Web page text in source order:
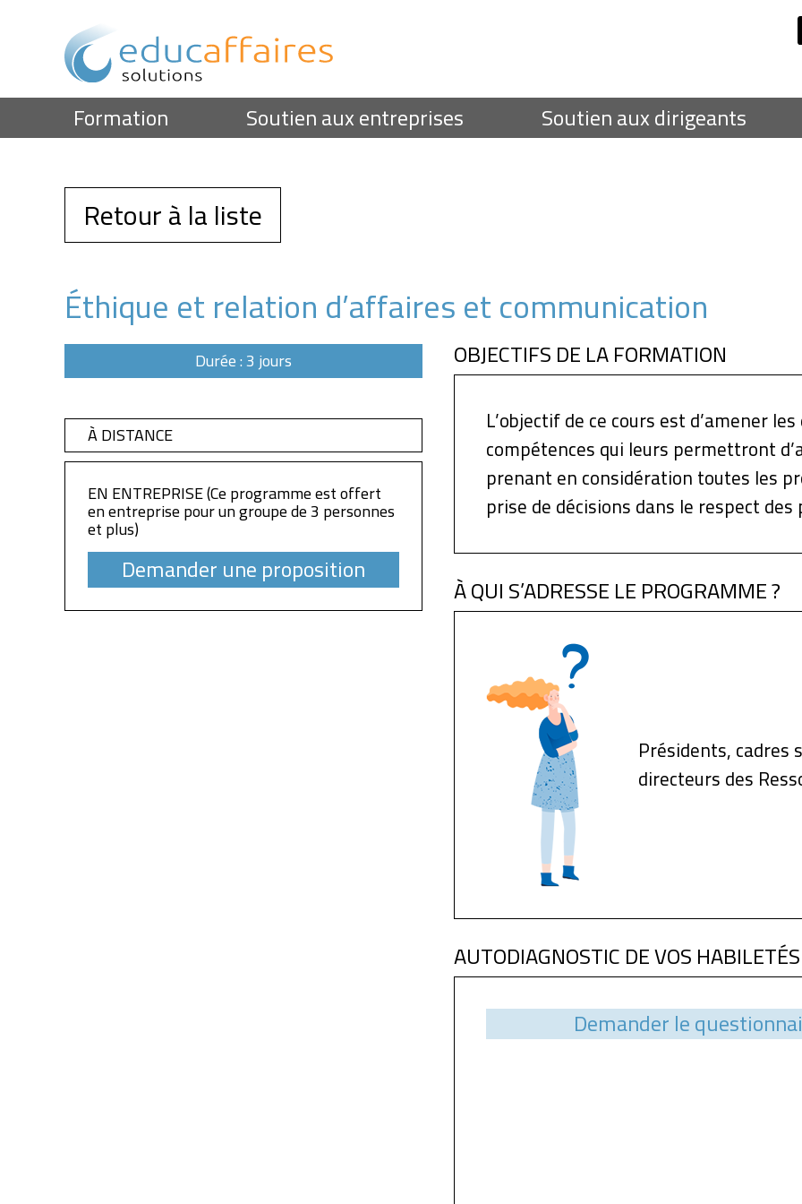
Formation Soutien aux entreprises Soutien aux dirigeants
Retour à la liste
Éthique et relation d’affaires et communication
Durée : 3 jours
À DISTANCE
EN ENTREPRISE (Ce programme est offert
en entreprise pour un groupe de 3 personnes
et plus)
Demander une proposition
OBJECTIFS DE LA FORMATION
L’objectif de ce cours est d’amener
compétences qui leurs permettront
prenant en considération toutes les
prise de décisions dans le respect
À QUI S’ADRESSE LE PROGRAMME ?
Présidents, cadres
directeurs des
AUTODIAGNOSTIC DE VOS HABILETÉS
Demander le